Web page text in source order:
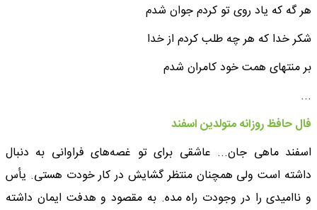
هر گه که یاد روی تو کردم جوان شدم
شکر خدا که هر چه طلب کردم از خدا
بر منتهای همت خود کامران شدم
...
فال حافظ روزانه متولدین اسفند
اسفند ماهی جان... عاشقی برای تو غصه‌های فراوانی به دنبال
داشته است ولی همچنان منتظر گشایش در کار خودت هستی. یأس
و ناامیدی را در وجودت راه مده. به مقصود و هدفت ایمان داشته